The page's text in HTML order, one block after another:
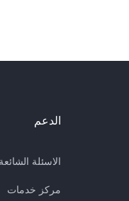
الدعم
الاسئلة الشائعة
مركز خدمات